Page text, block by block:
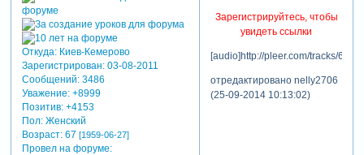
Откуда:Киев-Кемерово
Зарегистрирован: 03-08-2011
Сообщений:3486
Уважение: +8999
Позитив: +4153
Пол:Женский
Возраст:67 [1959-06-27]
Провел на форуме:
Зарегистрируйтесь, чтобы
увидеть ссылки
[audio]http://pleer.com/tracks/
отредактировано nelly2706
(25-09-2014 10:13:02)